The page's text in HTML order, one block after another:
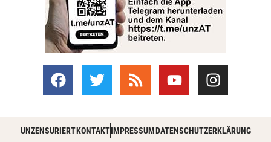
UNZENSURIERTKONTAKTIMPRESSUMDATENSCHUTZERKLÄRUNG